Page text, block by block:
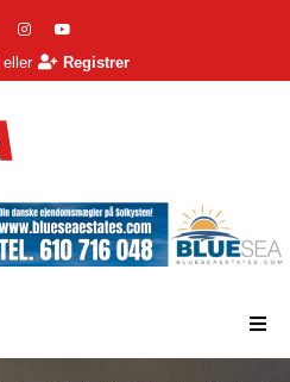
eller Registrer